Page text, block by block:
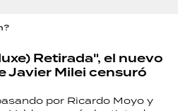
Retirada", el nuevo
Javier Milei censuró
por Ricardo Moyo y